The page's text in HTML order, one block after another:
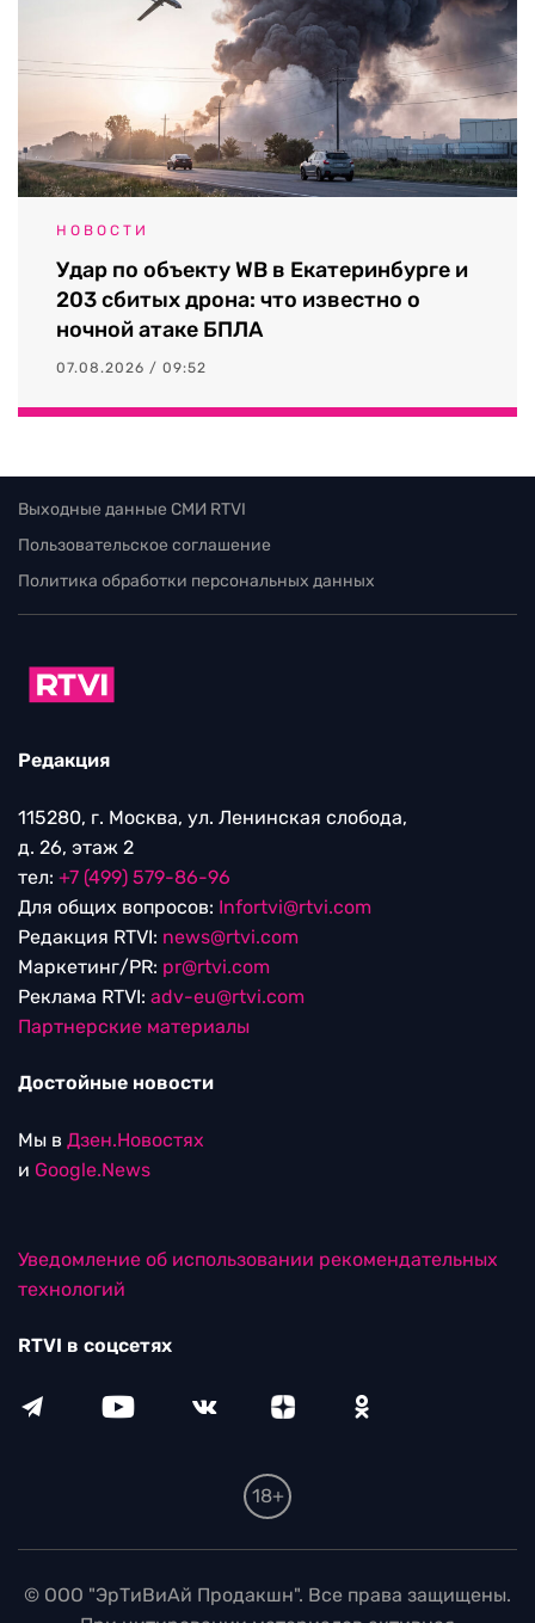
НОВОСТИ
Удар по объекту WB в Екатеринбурге и
203 сбитых дрона: что известно о
ночной атаке БПЛА
07.08.2026 / 09:52
Выходные данные СМИ RTVI
Пользовательское соглашение
Политика обработки персональных данных
Редакция
115280, г. Москва, ул. Ленинская слобода,
д. 26, этаж 2
тел: +7 (499) 579-86-96
Для общих вопросов: Infortvi@rtvi.com
Редакция RTVI: news@rtvi.com
Маркетинг/PR: pr@rtvi.com
Реклама RTVI: adv-eu@rtvi.com
Партнерские материалы
Достойные новости
Мы в Дзен.Новостях
и Google.News
Уведомление об использовании рекомендательных
технологий
RTVI в соцсетях
18+
© ООО "ЭрТиВиАй Продакшн". Все права защищены.